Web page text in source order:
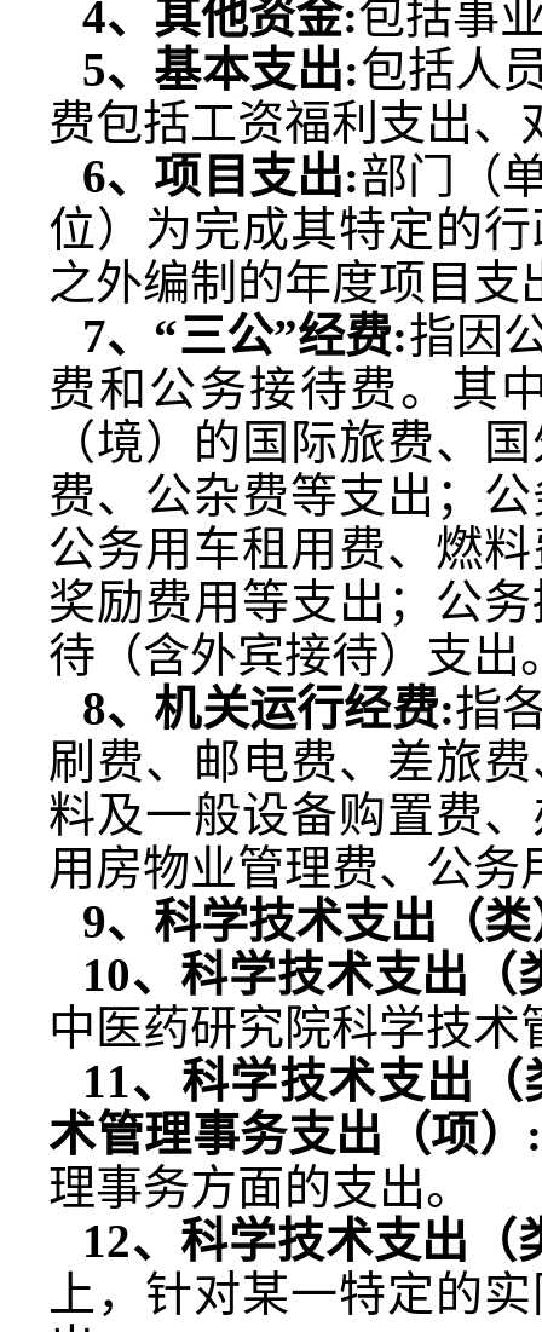
4、其他资金:包括事
5、基本支出:包括人
费包括工资福利支出
6、项目支出:部门（
位）为完成其特定的
之外编制的年度项目支
7、“三公”经费:指因
费和公务接待费。其
（境）的国际旅费、
费、公杂费等支出；
公务用车租用费、燃
奖励费用等支出；公
待（含外宾接待）支出
8、机关运行经费:指
刷费、邮电费、差旅
料及一般设备购置费
用房物业管理费、公
9、科学技术支出（类
10、科学技术支出（
中医药研究院科学技
11、科学技术支出
术管理事务支出（项） :
理事务方面的支出。
12、科学技术支出（
上，针对某一特定的